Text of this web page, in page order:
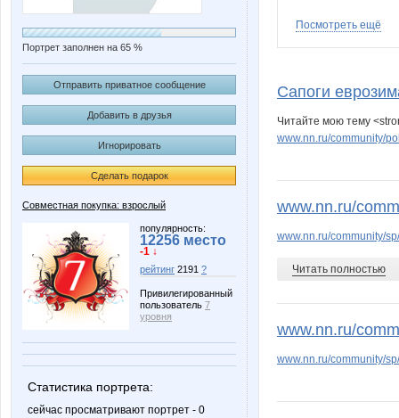
Портрет заполнен на 65 %
Отправить приватное сообщение
Добавить в друзья
Игнорировать
Сделать подарок
Совместная покупка: взрослый
популярность:
12256 место
-1 ↓
рейтинг 2191 ?
Привилегированный
пользователь 7
уровня
Статистика портрета:
сейчас просматривают портрет - 0
Nata.li
Посмотреть ещё
Сапоги
Читайте мою тему
www.nn.ru/community/
www.nn.ru/
www.nn.ru/community/
Читать полностью
www.nn.ru/
www.nn.ru/community/